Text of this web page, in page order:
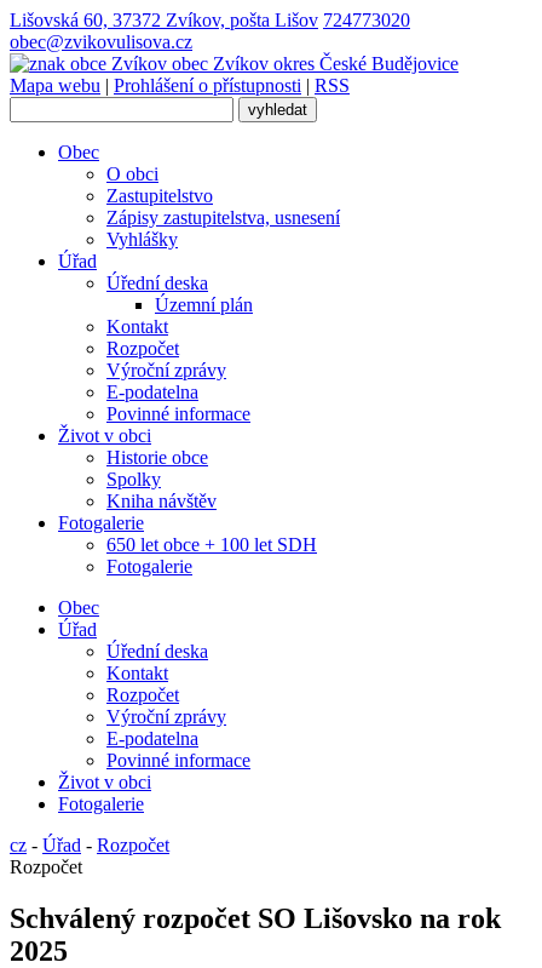
Lišovská 60, 37372 Zvíkov, pošta Lišov 724773020
obec@zvikovulisova.cz
obec Zvíkov okres České Budějovice
Mapa webu | Prohlášení o přístupnosti | RSS
Obec
O obci
Zastupitelstvo
Zápisy zastupitelstva, usnesení
Vyhlášky
Úřad
Úřední deska
Územní plán
Kontakt
Rozpočet
Výroční zprávy
E-podatelna
Povinné informace
Život v obci
Historie obce
Spolky
Kniha návštěv
Fotogalerie
650 let obce + 100 let SDH
Fotogalerie
Obec
Úřad
Úřední deska
Kontakt
Rozpočet
Výroční zprávy
E-podatelna
Povinné informace
Život v obci
Fotogalerie
cz - Úřad - Rozpočet
Rozpočet
Schválený rozpočet SO Lišovsko na rok
2025